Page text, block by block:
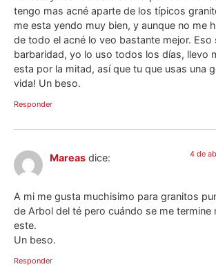
tengo mas acné aparte de los típicos
me esta yendo muy bien, y aunque no me
de todo el acné lo veo bastante mejor. Eso
barbaridad, yo lo uso todos los días, llevo
esta por la mitad, así que tu que usas una
vida! Un beso.
Responder
Mareas dice: 4 de
A mi me gusta muchisimo para granitos
de Arbol del té pero cuándo se me termine
este.
Un beso.
Responder